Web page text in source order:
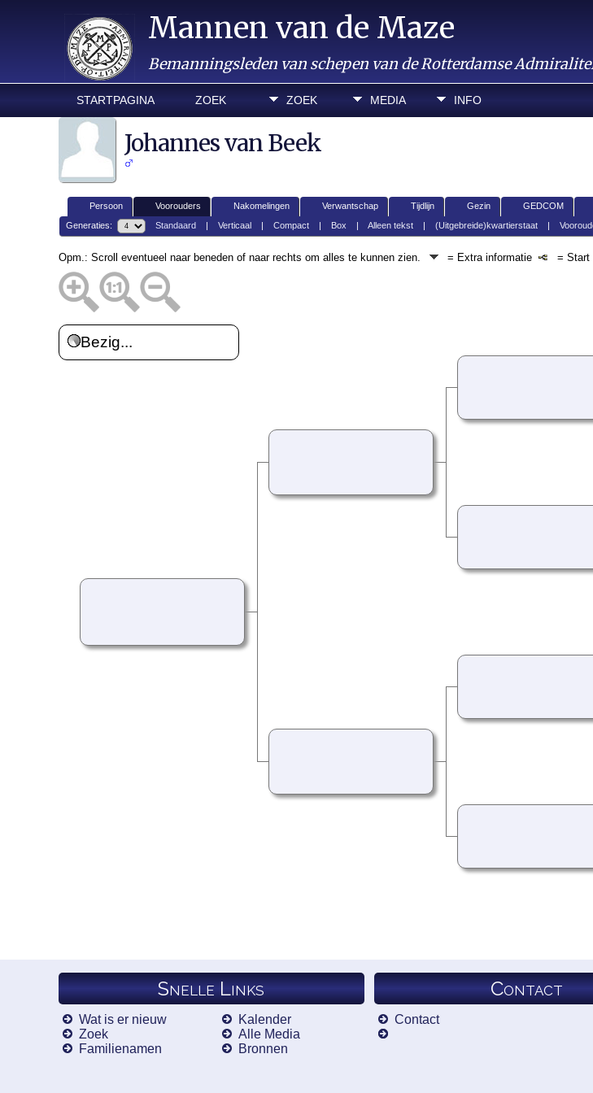
Mannen van de Maze
Bemanningsleden van schepen van de Rotterdamse
STARTPAGINA ZOEK ZOEK MEDIA INFO
Johannes van Beek
Persoon Voorouders Nakomelingen Verwantschap Tijdlijn Gezin GEDCOM
Generaties: Standaard| Verticaal| Compact| Box | Alleen tekst| (Uitgebreide)kwartierstaat|
Opm.: Scroll eventueel naar beneden of naar rechts om alles te kunnen zien. = Extra informatie = Start
Bezig...
Snelle Links
Wat is er nieuw
Zoek
Familienamen
Kalender
Alle Media
Bronnen
Contact
Contact